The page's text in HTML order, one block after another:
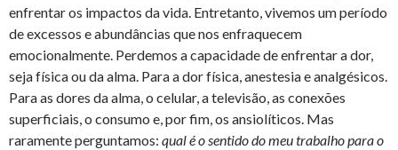
enfrentar os impactos da vida. Entretanto, vivemos um período
de excessos e abundâncias que nos enfraquecem
emocionalmente. Perdemos a capacidade de enfrentar a dor,
seja física ou da alma. Para a dor física, anestesia e analgésicos.
Para as dores da alma, o celular, a televisão, as conexões
superficiais, o consumo e, por fim, os ansiolíticos. Mas
raramente perguntamos: qual é o sentido do meu trabalho para o